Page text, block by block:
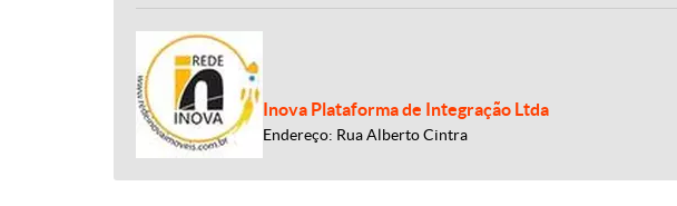
Inova Plataforma de Integração Ltda
Endereço: Rua Alberto Cintra